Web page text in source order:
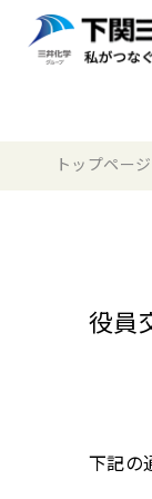
トップページ
役員
下記の